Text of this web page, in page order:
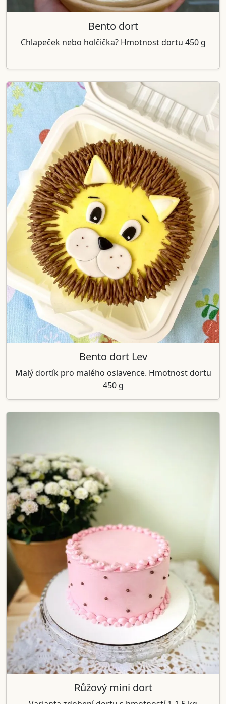
Bento dort
Chlapeček nebo holčička? Hmotnost dortu 450 g
Bento dort Lev
Malý dortík pro malého oslavence. Hmotnost dortu
450 g
Růžový mini dort